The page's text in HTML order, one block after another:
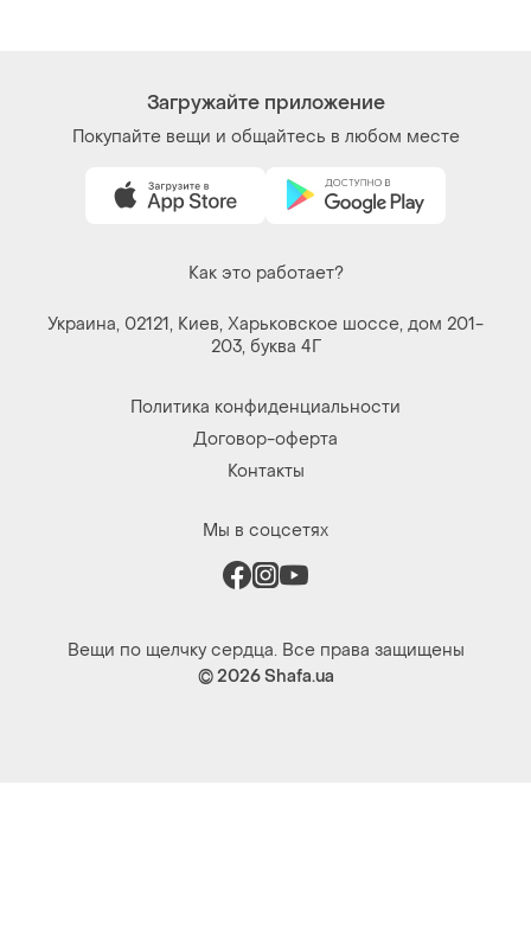
Загружайте приложение
Покупайте вещи и общайтесь в любом месте
Как это работает?
Украина, 02121, Киев, Харьковское шоссе, дом 201-
203, буква 4Г
Политика конфиденциальности
Договор-оферта
Контакты
Мы в соцсетях
Вещи по щелчку сердца. Все права защищены
© 2026Shafa.ua